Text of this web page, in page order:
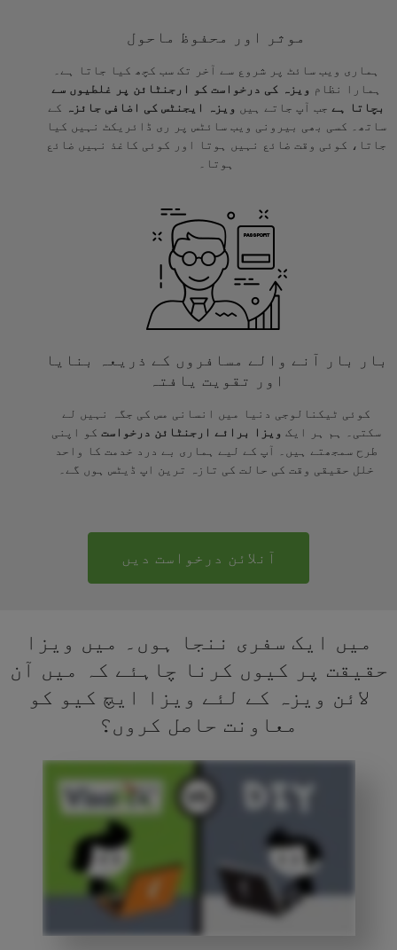
موثر اور محفوظ ماحول
ہماری ویب سائٹ پر شروع سے آخر تک سب کچھ کیا جاتا ہے۔
ہمارا نظام ویزہ کی درخواست کو ارجنٹائن پر غلطیوں سے
بچاتا ہے جب آپ جاتے ہیں ویزہ ایجنٹس کی اضافی جائزہ
کے
ساتھ۔ کسی بھی بیرونی ویب سائٹس پر ری ڈائریکٹ نہیں کیا
جاتا، کوئی وقت ضائع نہیں ہوتا اور کوئی کاغذ نہیں ضائع
ہوتا۔
بار بار آنے والے مسافروں کے ذریعہ بنایا
اور تقویت یافتہ
کوئی ٹیکنالوجی دنیا میں انسانی مس کی جگہ نہیں لے
سکتی۔ ہم ہر ایک ویزا برائے ارجنٹائن درخواست کو اپنی
طرح سمجھتے ہیں۔ آپ کے لیے ہماری بے درد خدمت کا واحد
خلل حقیقی وقت کی حالت کی تازہ ترین اپ ڈیٹس ہوں گے۔
آنلائن درخواست دیں
میں ایک سفری ننجا ہوں۔ میں ویزا
حقیقت پر کیوں کرنا چاہئے کہ میں آن
لائن ویزہ کے لئے ویزا ایچ کیو کو
معاونت حاصل کروں؟